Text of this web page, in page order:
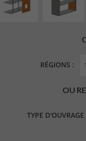
RÉGIONS :
OU
TYPE D'OUVRAGE